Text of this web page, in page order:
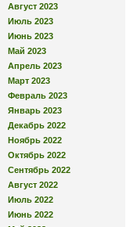
Август 2023
Июль 2023
Июнь 2023
Май 2023
Апрель 2023
Март 2023
Февраль 2023
Январь 2023
Декабрь 2022
Ноябрь 2022
Октябрь 2022
Сентябрь 2022
Август 2022
Июль 2022
Июнь 2022